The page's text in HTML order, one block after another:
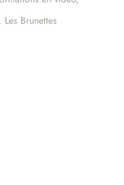
Les Brunettes